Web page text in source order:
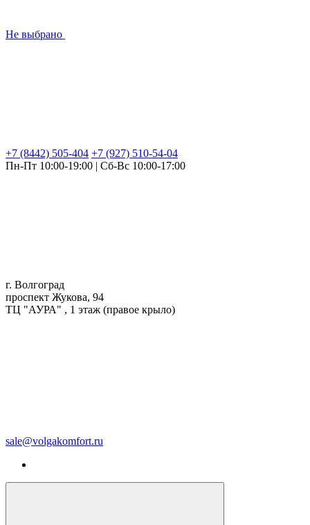
Не выбрано
+7 (8442) 505-404 +7 (927) 510-54-04
Пн-Пт 10:00-19:00 | Сб-Вс 10:00-17:00
г. Волгоград
проспект Жукова, 94
ТЦ "АУРА" , 1 этаж (правое крыло)
sale@volgakomfort.ru